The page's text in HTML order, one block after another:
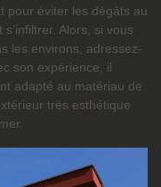
pour éviter les dégâts au
Alors, si vous
les environs, adressez-
son expérience, il
adapté au matériau de
très esthétique